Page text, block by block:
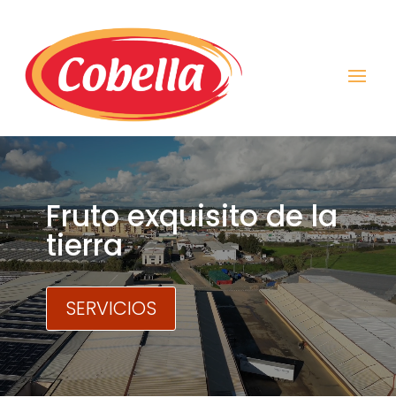
Reproductor
de
vídeo
Fruto exquisito de la
tierra
SERVICIOS